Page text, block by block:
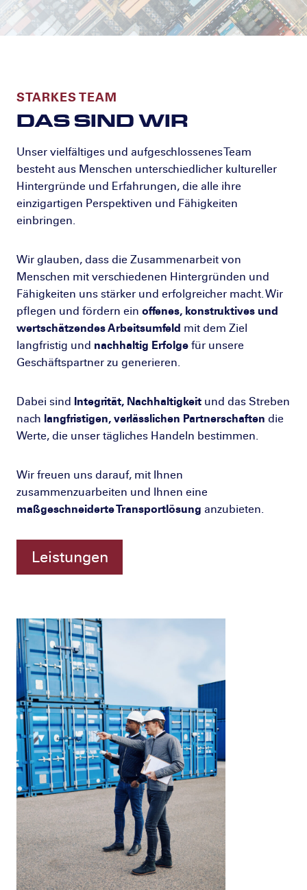
STARKES TEAM
DAS SIND WIR
Unser vielfältiges und aufgeschlossenes Team
besteht aus Menschen unterschiedlicher kultureller
Hintergründe und Erfahrungen, die alle ihre
einzigartigen Perspektiven und Fähigkeiten
einbringen.
Wir glauben, dass die Zusammenarbeit von
Menschen mit verschiedenen Hintergründen und
Fähigkeiten uns stärker und erfolgreicher macht. Wir
pflegen und fördern ein offenes, konstruktives und
wertschätzendes Arbeitsumfeld mit dem Ziel
langfristig und nachhaltig Erfolge für unsere
Geschäftspartner zu generieren.
Dabei sind Integrität, Nachhaltigkeit und das Streben
nach langfristigen, verlässlichen Partnerschaften die
Werte, die unser tägliches Handeln bestimmen.
Wir freuen uns darauf, mit Ihnen
zusammenzuarbeiten und Ihnen eine
maßgeschneiderte Transportlösung anzubieten.
Leistungen